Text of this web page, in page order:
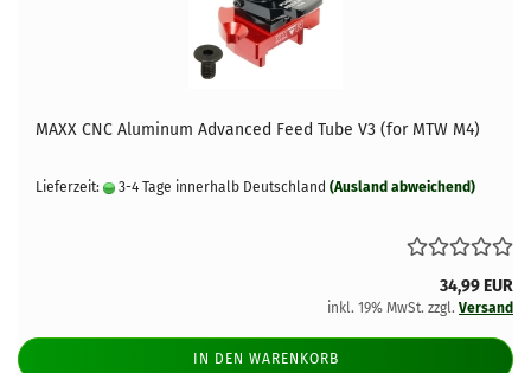
MAXX CNC Aluminum Advanced Feed Tube V3 (for MTW M4)
Lieferzeit: 3-4 Tage innerhalb Deutschland (Ausland abweichend)
34,99 EUR
inkl. 19% MwSt. zzgl. Versand
IN DEN WARENKORB